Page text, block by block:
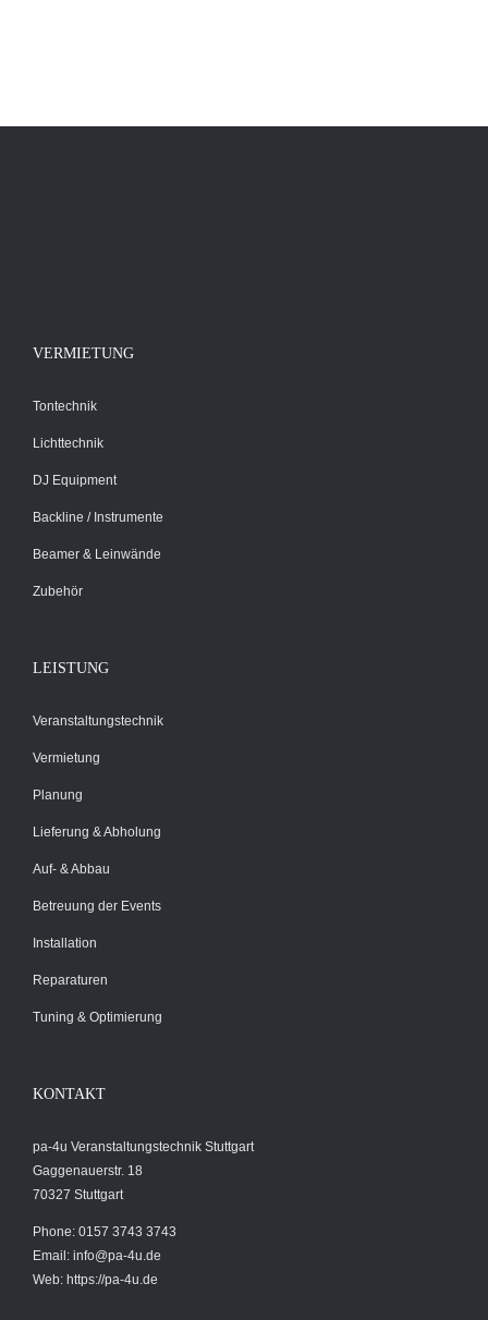
VERMIETUNG
Tontechnik
Lichttechnik
DJ Equipment
Backline / Instrumente
Beamer & Leinwände
Zubehör
LEISTUNG
Veranstaltungstechnik
Vermietung
Planung
Lieferung & Abholung
Auf- & Abbau
Betreuung der Events
Installation
Reparaturen
Tuning & Optimierung
KONTAKT
pa-4u Veranstaltungstechnik Stuttgart
Gaggenauerstr. 18
70327 Stuttgart
Phone: 0157 3743 3743
Email: info@pa-4u.de
Web: https://pa-4u.de